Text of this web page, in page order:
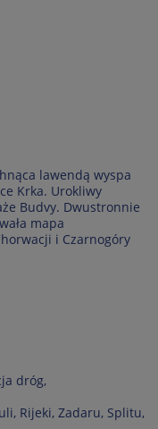
lawendą wyspa
Krka. Urokliwy
Budvy. Dwustronnie
mapa
i Czarnogóry
dróg,
Rijeki, Zadaru, Splitu,